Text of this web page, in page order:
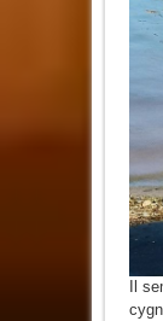
Il